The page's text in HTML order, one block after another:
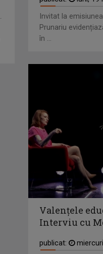
Invitat la
Prunariu
în ...
Valențele
Interviu cu
publicat: